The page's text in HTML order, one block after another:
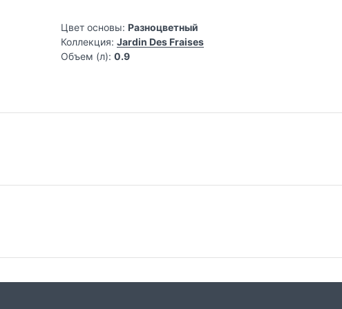
Цвет основы: Разноцветный
Коллекция: Jardin Des Fraises
Объем (л): 0.9
Самовывоз из магазина на Трубной